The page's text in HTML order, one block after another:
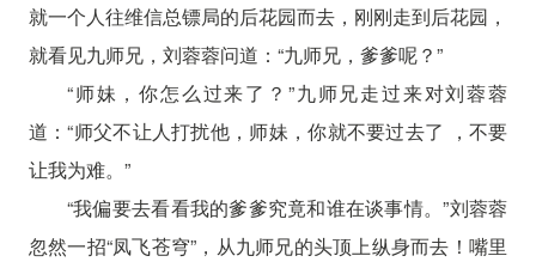
就一个人往维信总镖局的后花园而去，刚刚走到后花园，
就看见九师兄，刘蓉蓉问道：“九师兄，爹爹呢？”
“师妹，你怎么过来了？”九师兄走过来对刘蓉蓉
道：“师父不让人打扰他，师妹，你就不要过去了 ，不要
让我为难。”
“我偏要去看看我的爹爹究竟和谁在谈事情。”刘蓉蓉
忽然一招“凤飞苍穹”，从九师兄的头顶上纵身而去！嘴里